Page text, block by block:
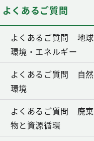
よくあるご質問
よくあるご質問 地球
環境・エネルギー
よくあるご質問 自然
環境
よくあるご質問 廃棄
物と資源循環